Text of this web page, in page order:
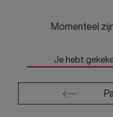
Momenteel
Je hebt